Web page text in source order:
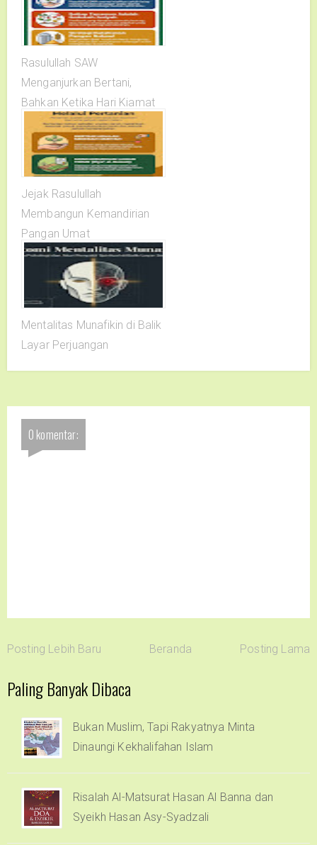
Rasulullah SAW
Menganjurkan Bertani,
Bahkan Ketika Hari Kiamat
Telah Dekat
Jejak Rasulullah
Membangun Kemandirian
Pangan Umat
Mentalitas Munafikin di Balik
Layar Perjuangan
0 komentar:
Posting Lebih Baru Beranda Posting Lama
Paling Banyak Dibaca
Bukan Muslim, Tapi Rakyatnya Minta
Dinaungi Kekhalifahan Islam
Risalah Al-Matsurat Hasan Al Banna dan
Syeikh Hasan Asy-Syadzali